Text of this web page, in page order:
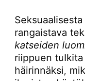
rangaistava
katseiden
riippuen
häirinnäksi,